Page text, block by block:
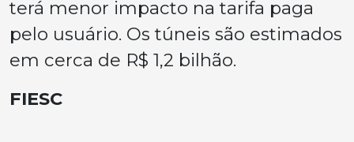
terá menor impacto na tarifa paga
pelo usuário. Os túneis são estimados
em cerca de R$ 1,2 bilhão.
FIESC